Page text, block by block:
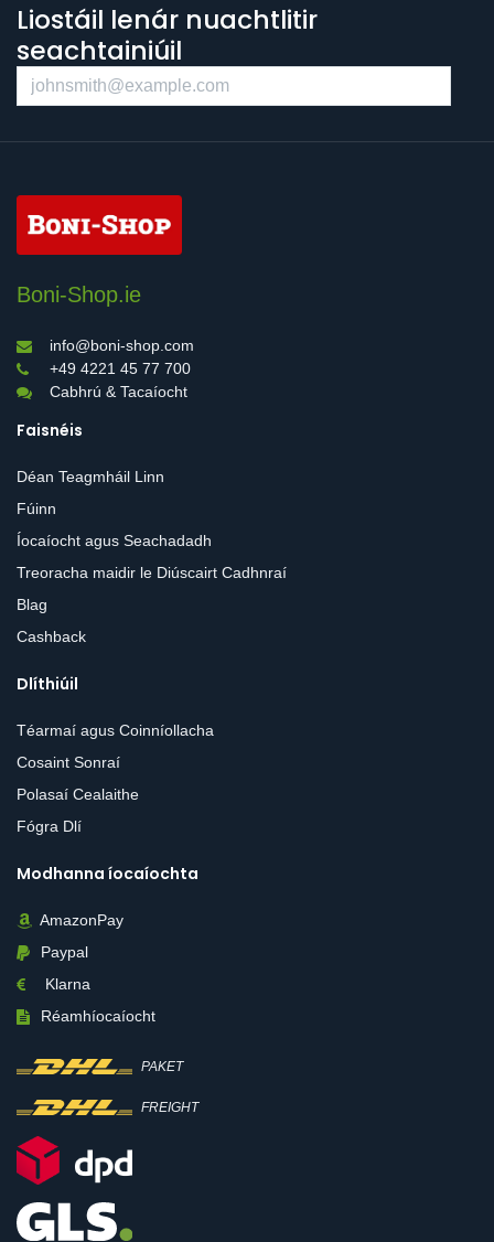
Liostáil lenár nuachtlitir
seachtainiúil
Boni-Shop.ie
info@boni-shop.com
+49 4221 45 77 700
Cabhrú & Tacaíocht
Faisnéis
Déan Teagmháil Linn
Fúinn
Íocaíocht agus Seachadadh
Treoracha maidir le Diúscairt Cadhnraí
Blag
Cashback
Dlíthiúil
Téarmaí agus Coinníollacha
Cosaint Sonraí
Polasaí Cealaithe
Fógra Dlí
Modhanna íocaíochta
AmazonPay
Paypal
Klarna
Réamhíocaíocht
PAKET
FREIGHT